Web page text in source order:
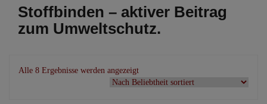
Stoffbinden – aktiver Beitrag
zum Umweltschutz.
Alle 8 Ergebnisse werden angezeigtNach
Beliebtheit